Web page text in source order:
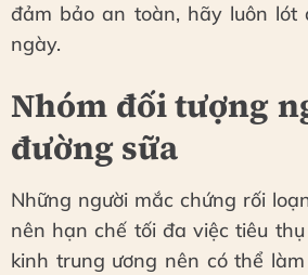
đảm bảo an toàn, hãy luôn
ngày.
Nhóm đối tượng
đường sữa
Những người mắc chứng rối
nên hạn chế tối đa việc tiêu
kinh trung ương nên có thể